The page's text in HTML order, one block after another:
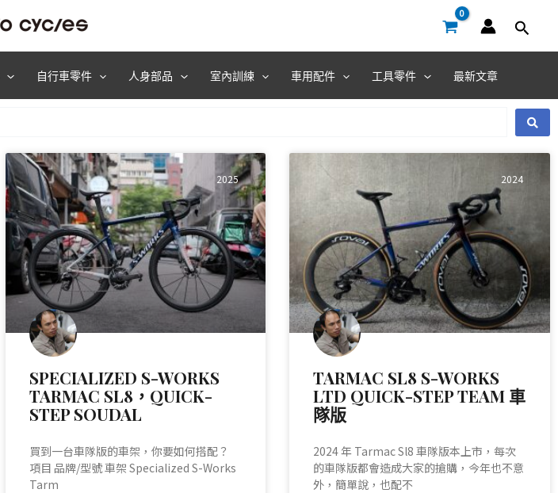
自行車零件 人身部品 室內訓練 車用配件 工具零件 最新文章
2025
SPECIALIZED S-WORKS
TARMAC SL8，QUICK-
STEP SOUDAL
買到一台車隊版的車架，你要如何搭配？
項目 品牌/型號 車架 Specialized S-Works
Tarm
2024
TARMAC SL8 S-WORKS
LTD QUICK-STEP TEAM 車
隊版
2024 年 Tarmac Sl8 車隊版本上市，每次
的車隊版都會造成大家的搶購，今年也不意
外，簡單說，也配不